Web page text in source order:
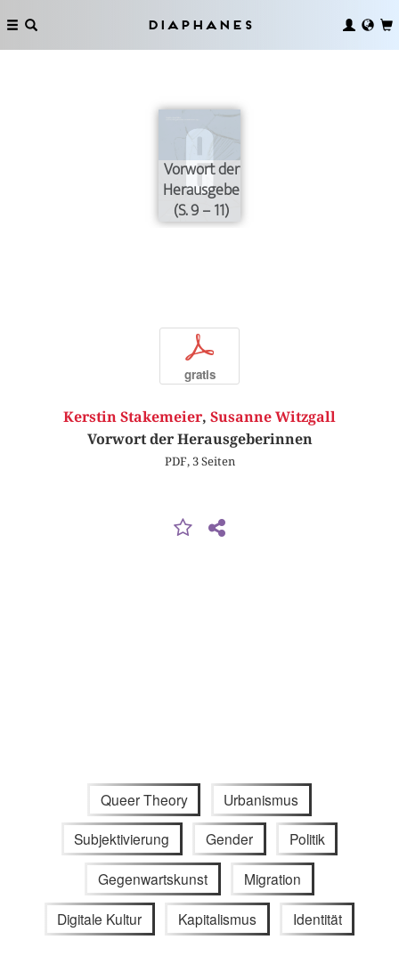
Diaphanes
Vorwort der
Herausgeberinnen
(S. 9 – 11)
p
gratis
Kerstin Stakemeier, Susanne Witzgall
Vorwort der Herausgeberinnen
PDF, 3 Seiten
Queer Theory Urbanismus
Subjektivierung Gender Politik
Gegenwartskunst Migration
Digitale Kultur Kapitalismus Identität